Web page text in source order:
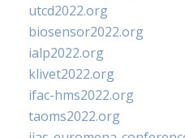
utcd2022.org
biosensor2022.org
ialp2022.org
klivet2022.org
ifac-hms2022.org
taoms2022.org